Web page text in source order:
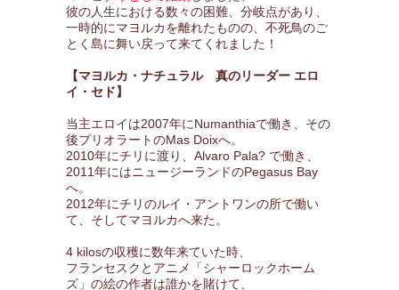
彼の人生における数々の困難、分岐点があり、
一時的にマヨルカを離れたものの、不死鳥のご
とく島に舞い戻って来てくれました！
【マヨルカ・ナチュラル 真のリーダー エロ
イ・セド】
当主エロイは2007年にNumanthiaで働き、その
後プリオラートのMas Doixへ。
2010年にチリに渡り、Alvaro Pala? で働き、
2011年にはニュージーランドのPegasus Bay
へ。
2012年にチリのルイ・アントワンの所で働い
て、そしてマヨルカへ来た。
4 kilosの収穫に数年来ていた時、
フランセスクとアニメ「シャーロックホーム
ズ」の絵の作者は誰かを賭けて、